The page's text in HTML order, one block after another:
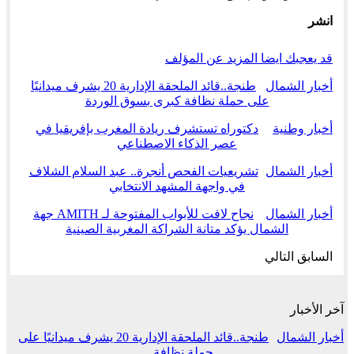
انشر
قد يعجبك ايضا المزيد عن المؤلف
أخبار الشمال
طنجة..قائد الملحقة الإدارية 20 يشرف ميدانيًا
على حملة نظافة كبرى بسوق الوردة
أخبار وطنية
دكتوراه تستشرف ريادة المغرب بإفريقيا في
عصر الذكاء الاصطناعي
أخبار الشمال
تشريعيات الفحص أنجرة.. عبد السلام الشلاف
في واجهة المشهد الانتخابي
أخبار الشمال
نجاح لافت للأبواب المفتوحة لـ AMITH جهة
الشمال يؤكد متانة الشراكة المغربية الصينية
السابق التالي
آخر الأخبار
أخبار الشمال
طنجة..قائد الملحقة الإدارية 20 يشرف ميدانيًا على